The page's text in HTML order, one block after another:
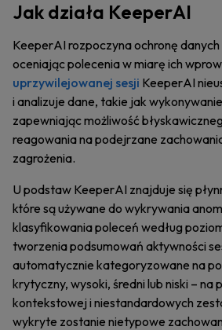
Jak działa KeeperAI
KeeperAI rozpoczyna ochronę danych
oceniając polecenia w miarę ich
uprzywilejowanej sesji KeeperAI
i analizuje dane, takie jak
zapewniając możliwość
reagowania na podejrzane
zagrożenia.
U podstaw KeeperAI znajduje się
które są używane do wykrywania
klasyfikowania poleceń według
tworzenia podsumowań aktywności
automatycznie kategoryzowane na
krytyczny, wysoki, średni lub niski – na
kontekstowej i niestandardowych
wykryte zostanie nietypowe